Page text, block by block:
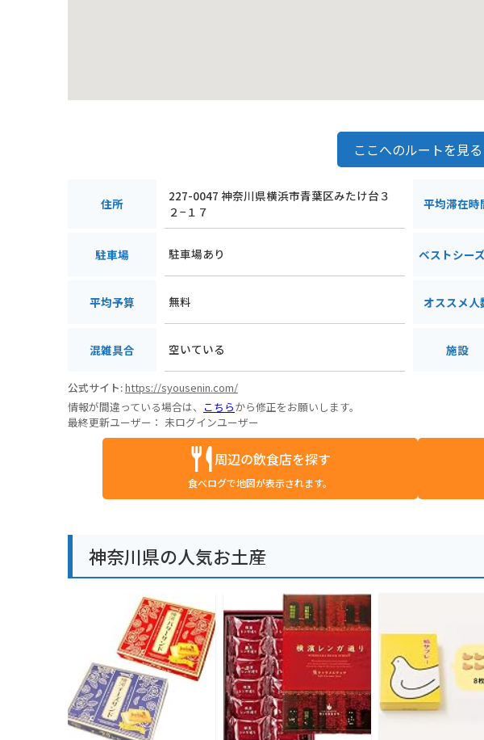
ここへのルートを見る
住所
227-0047 神奈川県横浜市青葉区みたけ台３
２−１７
平均滞在時
駐車場 駐車場あり ベストシー
平均予算 無料 オススメ人
混雑具合 空いている 施設
公式サイト:https://syousenin.com/
情報が間違っている場合は、 こちらから修正をお願いします。
最終更新ユーザー： 未ログインユーザー
周辺の飲食店を探す
食べログで地図が表示されます。
神奈川県の人気お土産